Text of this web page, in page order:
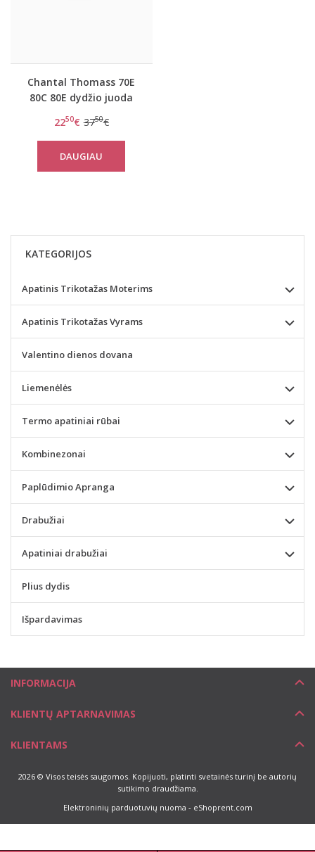
Chantal Thomass 70E
80C 80E dydžio juoda
2250€ 3750€
DAUGIAU
KATEGORIJOS
Apatinis Trikotažas Moterims
Apatinis Trikotažas Vyrams
Valentino dienos dovana
Liemenėlės
Termo apatiniai rūbai
Kombinezonai
Paplūdimio Apranga
Drabužiai
Apatiniai drabužiai
Plius dydis
Išpardavimas
INFORMACIJA
KLIENTŲ APTARNAVIMAS
KLIENTAMS
2026 © Visos teisės saugomos. Kopijuoti, platinti svetainės turinį be autorių
sutikimo draudžiama.
Elektroninių parduotuvių nuoma - eShoprent.com